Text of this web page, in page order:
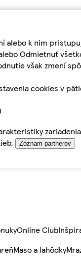
alebo k nim
Odmietnuť
však zmení
cookies v
Zoznam partnerov
Online Club
Mäso a lahôdky